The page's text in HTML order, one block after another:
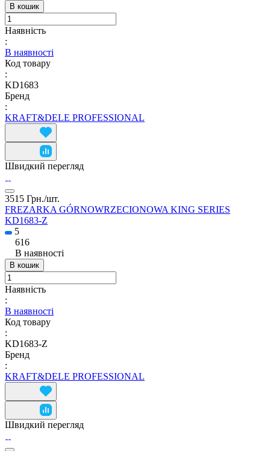
В кошик
Наявність
:
В наявності
Код товару
:
KD1683
Бренд
:
KRAFT&DELE PROFESSIONAL
Швидкий перегляд
3515 Грн./шт.
FREZARKA GÓRNOWRZECIONOWA KING SERIES
KD1683-Z
5
616
В наявності
В кошик
Наявність
:
В наявності
Код товару
:
KD1683-Z
Бренд
:
KRAFT&DELE PROFESSIONAL
Швидкий перегляд